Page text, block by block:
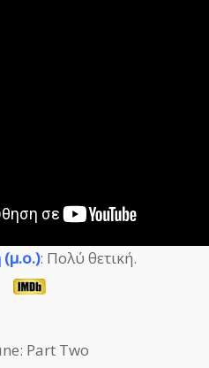
(μ.ο.): Πολύ θετική.
Part Two